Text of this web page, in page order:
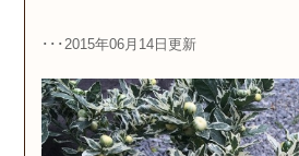
･･･2015年06月14日更新